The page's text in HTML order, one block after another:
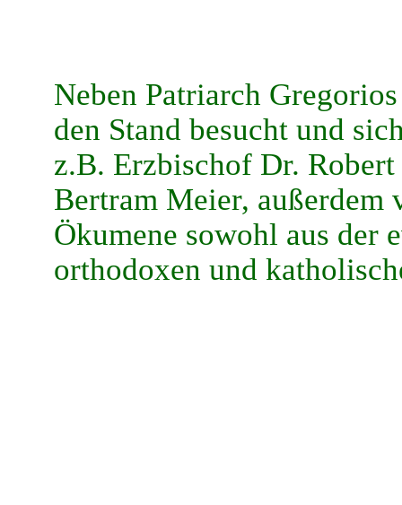
Neben Patriarch
den Stand besucht und
z.B. Erzbischof Dr.
Bertram Meier, außerdem
Ökumene sowohl aus der
orthodoxen und